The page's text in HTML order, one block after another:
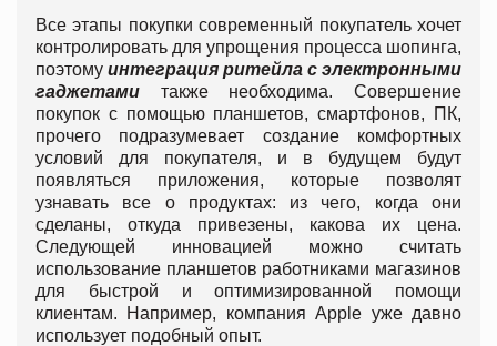
Все этапы покупки современный покупатель хочет
контролировать для упрощения процесса шопинга,
поэтому интеграция ритейла с электронными
гаджетами также необходима. Совершение
покупок с помощью планшетов, смартфонов, ПК,
прочего подразумевает создание комфортных
условий для покупателя, и в будущем будут
появляться приложения, которые позволят
узнавать все о продуктах: из чего, когда они
сделаны, откуда привезены, какова их цена.
Следующей инновацией можно считать
использование планшетов работниками магазинов
для быстрой и оптимизированной помощи
клиентам. Например, компания Apple уже давно
использует подобный опыт.